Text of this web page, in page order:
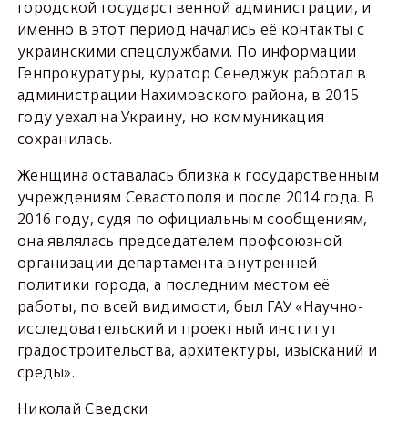
городской государственной администрации, и
именно в этот период начались её контакты с
украинскими спецслужбами. По информации
Генпрокуратуры, куратор Сенеджук работал в
администрации Нахимовского района, в 2015
году уехал на Украину, но коммуникация
сохранилась.
Женщина оставалась близка к государственным
учреждениям Севастополя и после 2014 года. В
2016 году, судя по официальным сообщениям,
она являлась председателем профсоюзной
организации департамента внутренней
политики города, а последним местом её
работы, по всей видимости, был ГАУ «Научно-
исследовательский и проектный институт
градостроительства, архитектуры, изысканий и
среды».
Николай Сведски